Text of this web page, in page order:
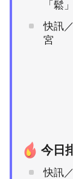
「鬆
快訊
宮
今日
快訊